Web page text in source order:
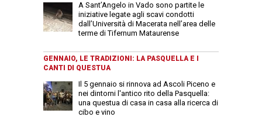
A Sant’Angelo in Vado sono partite le
iniziative legate agli scavi condotti
dall’Università di Macerata nell’area delle
terme di Tifernum Mataurense
GENNAIO, LE TRADIZIONI: LA PASQUELLA E I
CANTI DI QUESTUA
Il 5 gennaio si rinnova ad Ascoli Piceno e
nei dintorni l'antico rito della Pasquella:
una questua di casa in casa alla ricerca di
cibo e vino